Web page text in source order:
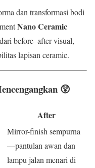
dan transformasi bodi
Nano Ceramic
before–after visual,
lapisan ceramic.
😲
After
Mirror-finish sempurna
—pantulan awan dan
lampu jalan menari di